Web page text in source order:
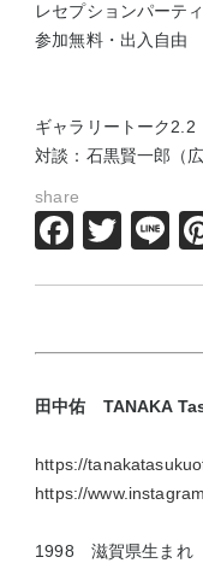
レセプションパーテ
参加無料・出入自由
ギャラリートーク
対談：石黒賢一郎（
share
田中佑 TANAKA
https://
https://
1998 滋賀県生まれ